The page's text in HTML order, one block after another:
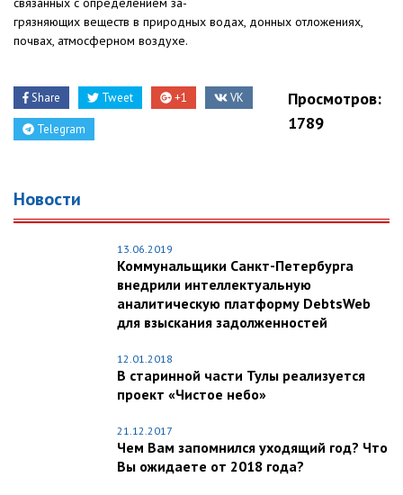
грязняющих веществ в природных водах, донных отложениях,
почвах, атмосферном воздухе.
Share Tweet +1 VK
Telegram
Просмотров:
1789
Новости
13.06.2019
Коммунальщики Санкт-Петербурга
внедрили интеллектуальную
аналитическую платформу DebtsWeb
для взыскания задолженностей
12.01.2018
В старинной части Тулы реализуется
проект «Чистое небо»
21.12.2017
Чем Вам запомнился уходящий год? Что
Вы ожидаете от 2018 года?